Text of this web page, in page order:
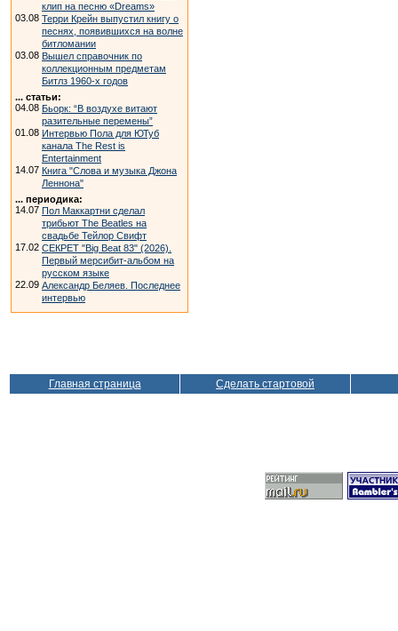
клип на песню «Dreams»
03.08 Терри Крейн выпустил книгу о
песнях, появившихся на волне
битломании
03.08 Вышел справочник по
коллекционным предметам
Битлз 1960-х годов
... статьи:
04.08 Бьорк: “В воздухе витают
разительные перемены”
01.08 Интервью Пола для ЮТуб
канала The Rest is
Entertainment
14.07 Книга "Слова и музыка Джона
Леннона"
... периодика:
14.07 Пол Маккартни сделал
трибьют The Beatles на
свадьбе Тейлор Свифт
17.02 СЕКРЕТ "Big Beat 83" (2026).
Первый мерсибит-альбом на
русском языке
22.09 Александр Беляев. Последнее
интервью
Главная страница Сделать стартовой